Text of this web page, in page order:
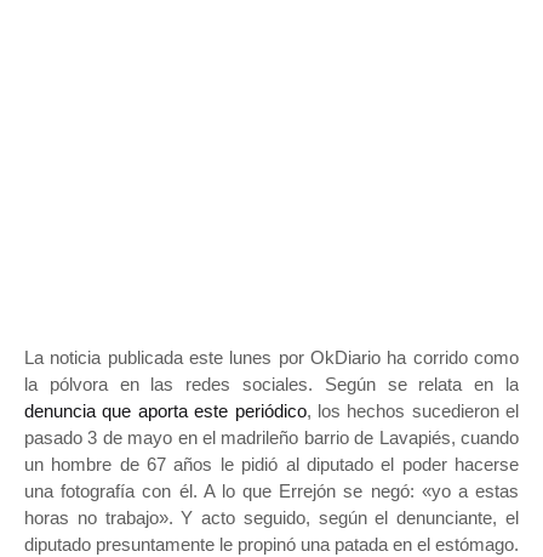
La noticia publicada este lunes por OkDiario ha corrido como
la pólvora en las redes sociales. Según se relata en la
denuncia que aporta este periódico, los hechos sucedieron el
pasado 3 de mayo en el madrileño barrio de Lavapiés, cuando
un hombre de 67 años le pidió al diputado el poder hacerse
una fotografía con él. A lo que Errejón se negó: «yo a estas
horas no trabajo». Y acto seguido, según el denunciante, el
diputado presuntamente le propinó una patada en el estómago.